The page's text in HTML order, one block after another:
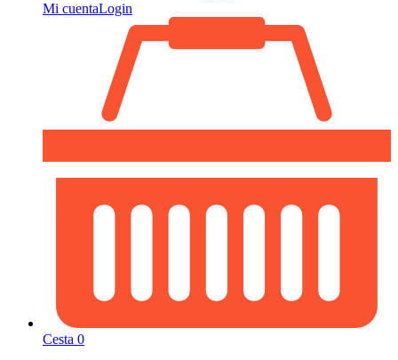
Mi cuentaLogin
Cesta 0